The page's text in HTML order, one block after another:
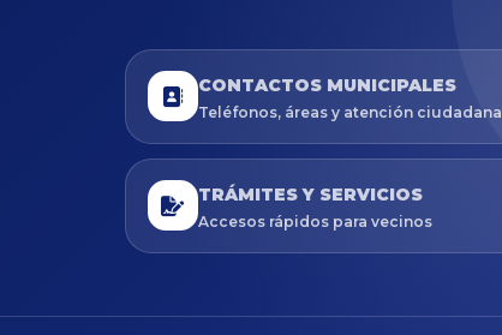
CONTACTOS MUNICIPALES
Teléfonos, áreas y atención ciudadana
TRÁMITES Y SERVICIOS
Accesos rápidos para vecinos